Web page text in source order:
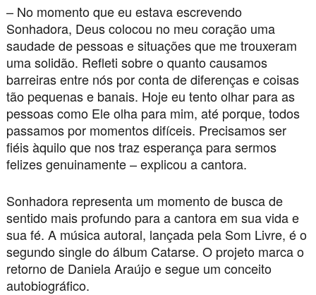
– No momento que eu estava escrevendo
Sonhadora, Deus colocou no meu coração uma
saudade de pessoas e situações que me trouxeram
uma solidão. Refleti sobre o quanto causamos
barreiras entre nós por conta de diferenças e coisas
tão pequenas e banais. Hoje eu tento olhar para as
pessoas como Ele olha para mim, até porque, todos
passamos por momentos difíceis. Precisamos ser
fiéis àquilo que nos traz esperança para sermos
felizes genuinamente – explicou a cantora.
Sonhadora representa um momento de busca de
sentido mais profundo para a cantora em sua vida e
sua fé. A música autoral, lançada pela Som Livre, é o
segundo single do álbum Catarse. O projeto marca o
retorno de Daniela Araújo e segue um conceito
autobiográfico.